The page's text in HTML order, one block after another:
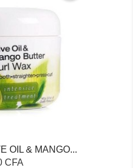
OIL & MANGO...
CFA